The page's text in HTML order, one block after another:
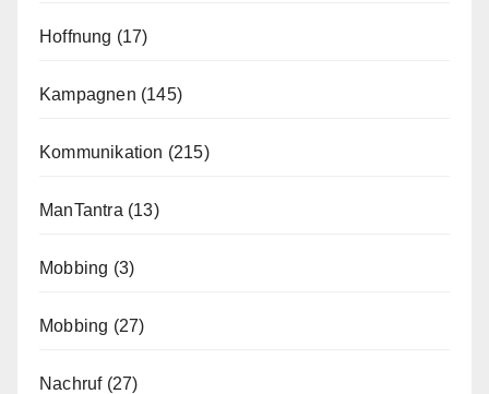
Hoffnung (17)
Kampagnen (145)
Kommunikation (215)
ManTantra (13)
Mobbing (3)
Mobbing (27)
Nachruf(27)